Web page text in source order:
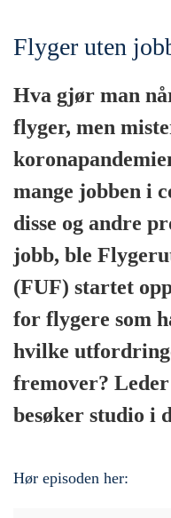
Flyger uten
Hva gjør man
flyger, men
mange jobben i
disse og andre
jobb, ble
(FUF) startet
for flygere som
hvilke
fremover?
besøker studio i
Hør episoden her: